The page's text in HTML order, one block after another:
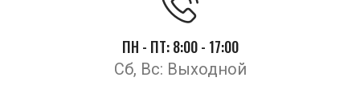
ПН - ПТ: 8:00 - 17:00
Сб, Вс: Выходной